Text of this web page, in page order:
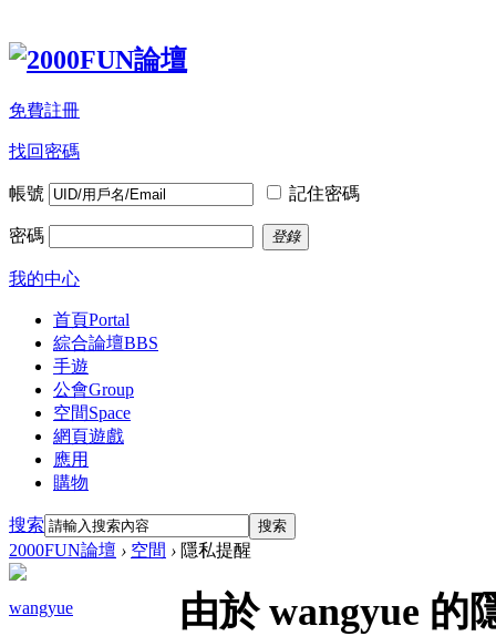
免費註冊
找回密碼
帳號 記住密碼
密碼 登錄
我的中心
首頁Portal
綜合論壇BBS
手遊
公會Group
空間Space
網頁遊戲
應用
購物
搜索 搜索
2000FUN論壇 › 空間 › 隱私提醒
wangyue 由於 wangyue 的